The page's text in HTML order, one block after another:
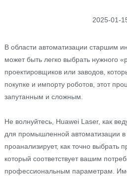
2025-01-
В области автоматизации старшим
может быть легко выбрать нужного
проектировщиков или заводов,
покупке и импорту роботов, этот
запутанным и сложным.
Не волнуйтесь, Huawei Laser, как
для промышленной автоматизации
проанализирует, как точно выбрать
который соответствует вашим
профессиональным параметрам.